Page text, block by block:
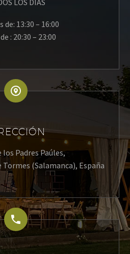
de: 13:30 – 16:00
: 20:30 – 23:00
los Padres Paúles,
Tormes (Salamanca), España